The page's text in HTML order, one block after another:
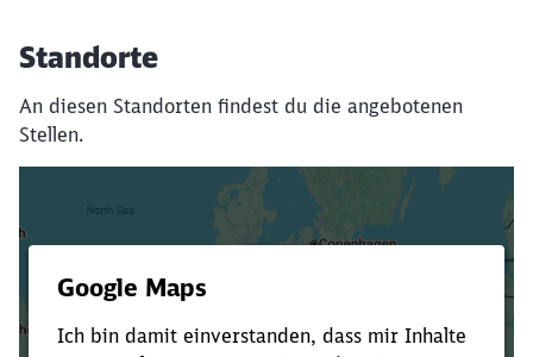
Standorte
An diesen Standorten findest du die angebotenen
Stellen.